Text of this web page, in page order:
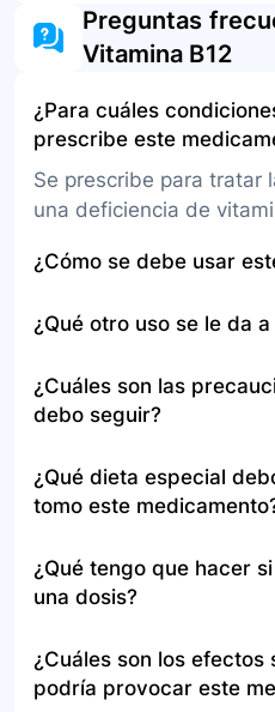
Preguntas
Vitamina B12
¿Para cuáles
prescribe este
Se prescribe para tratar
una deficiencia de
¿Cómo se debe usar
intramuscular o
días de tratamiento y,
frecuencia se reduce a
¿Qué otro uso se le da
deficiencia de vitamina
oficialmente otro uso.
¿Cuáles son las
debo seguir?
cianocobalamina, tiene
riñones o el hígado, está
tomando otros
¿Qué dieta especial
tomo este
recomienda seguir las
su médico.
¿Qué tengo que hacer
una dosis?
seguir en caso de olvido
este medicamento se
¿Cuáles son los efectos
podría provocar este